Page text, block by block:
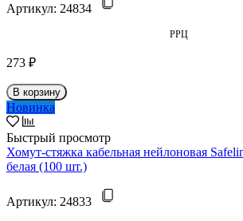
Артикул: 24834
РРЦ
273 ₽
В корзину
Новинка
Быстрый просмотр
Хомут-стяжка кабельная нейлоновая
белая (100 шт.)
Артикул: 24833